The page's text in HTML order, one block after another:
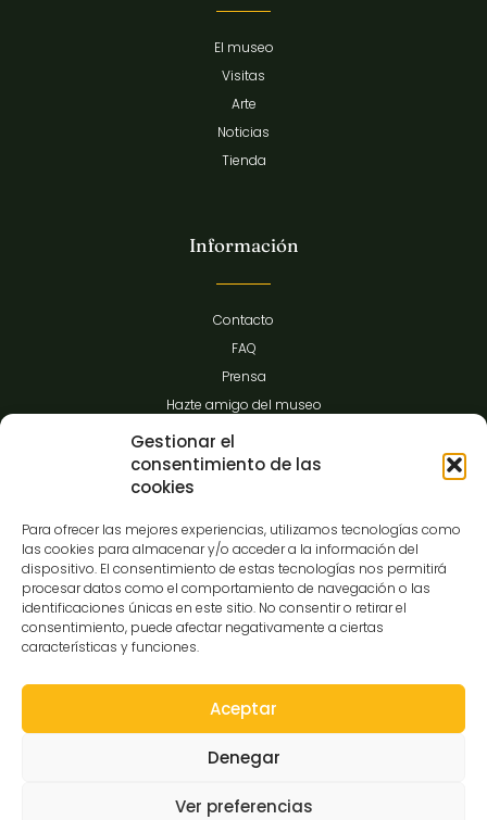
Gestionar el
consentimiento de las
cookies
Para ofrecer las mejores experiencias, utilizamos tecnologías como
las cookies para almacenar y/o acceder a la información del
dispositivo. El consentimiento de estas tecnologías nos permitirá
procesar datos como el comportamiento de navegación o las
identificaciones únicas en este sitio. No consentir o retirar el
consentimiento, puede afectar negativamente a ciertas
características y funciones.
Aceptar
Denegar
Ver preferencias
El museo
Visitas
Arte
Noticias
Tienda
Información
Contacto
FAQ
Prensa
Hazte amigo del museo
Transparencia
C/Gibraltar,14
37008-Salamanca